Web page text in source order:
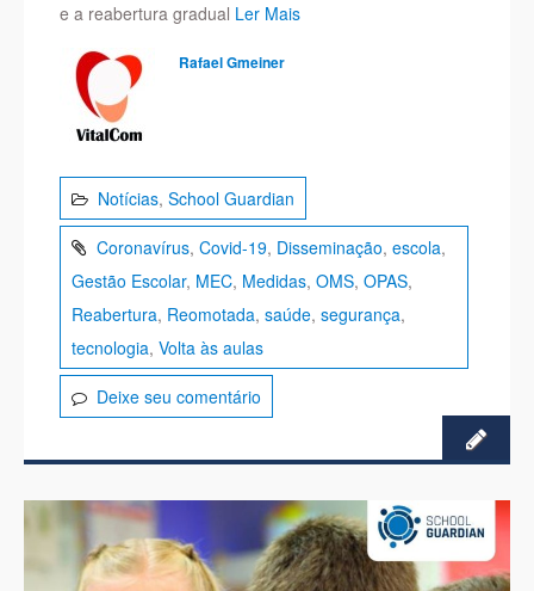
e a reabertura gradual Ler Mais
Rafael Gmeiner
Notícias,School Guardian
Coronavírus,Covid-19, Disseminação,escola,
Gestão Escolar, MEC, Medidas,OMS,OPAS,
Reabertura, Reomotada,saúde,segurança,
tecnologia,Volta às aulas
Deixe seu comentário